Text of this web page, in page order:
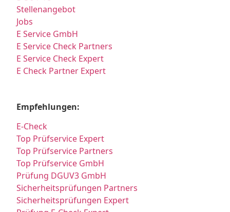
Stellenangebot
Jobs
E Service GmbH
E Service Check Partners
E Service Check Expert
E Check Partner Expert
Empfehlungen:
E-Check
Top Prüfservice Expert
Top Prüfservice Partners
Top Prüfservice GmbH
Prüfung DGUV3 GmbH
Sicherheitsprüfungen Partners
Sicherheitsprüfungen Expert